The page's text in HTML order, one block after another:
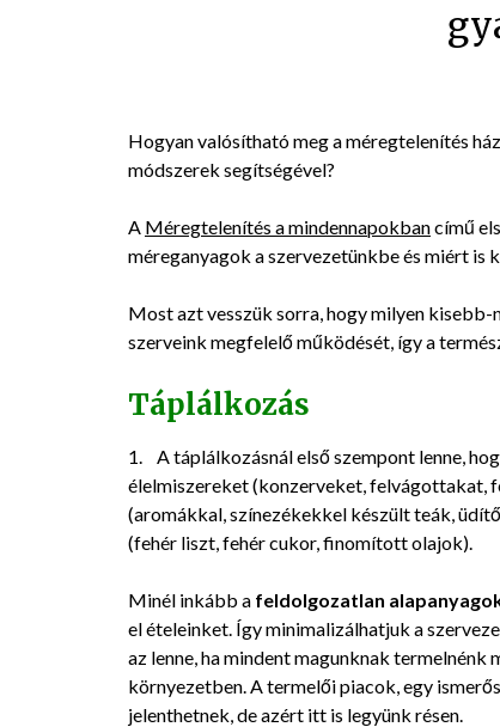
Hogyan valósítható meg a méregtelenítés
módszerek segítségével?
A Méregtelenítés a mindennapokbancímű
méreganyagok a szervezetünkbe és miért is
Most azt vesszük sorra, hogy milyen
szerveink megfelelő működését, így a
Táplálkozás
1. A táplálkozásnál első szempont lenne,
élelmiszereket (konzerveket, felvágottakat,
(aromákkal, színezékekkel készült teák,
(fehér liszt, fehér cukor, finomított olajok).
Minél inkább a feldolgozatlan
el ételeinket. Így minimalizálhatjuk a
az lenne, ha mindent magunknak
környezetben. A termelői piacok, egy
jelenthetnek, de azért itt is legyünk résen.